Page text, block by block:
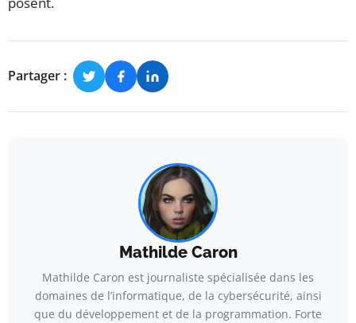
Partager :
Mathilde Caron
Mathilde Caron est journaliste spécialisée dans les
domaines de l’informatique, de la cybersécurité, ainsi
que du développement et de la programmation. Forte